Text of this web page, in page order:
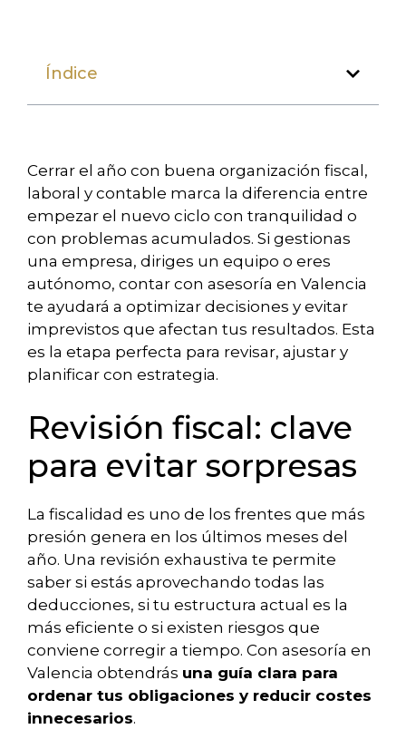
Índice
Cerrar el año con buena organización fiscal,
laboral y contable marca la diferencia entre
empezar el nuevo ciclo con tranquilidad o
con problemas acumulados. Si gestionas
una empresa, diriges un equipo o eres
autónomo, contar con asesoría en Valencia
te ayudará a optimizar decisiones y evitar
imprevistos que afectan tus resultados. Esta
es la etapa perfecta para revisar, ajustar y
planificar con estrategia.
Revisión fiscal: clave
para evitar sorpresas
La fiscalidad es uno de los frentes que más
presión genera en los últimos meses del
año. Una revisión exhaustiva te permite
saber si estás aprovechando todas las
deducciones, si tu estructura actual es la
más eficiente o si existen riesgos que
conviene corregir a tiempo. Con asesoría en
Valencia obtendrás una guía clara para
ordenar tus obligaciones y reducir costes
innecesarios.